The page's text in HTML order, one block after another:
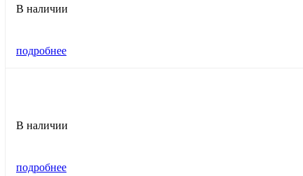
В наличии
подробнее
В наличии
подробнее